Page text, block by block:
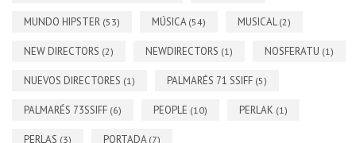
MUNDO HIPSTER (53) MÚSICA (54) MUSICAL(2)
NEW DIRECTORS (2) NEWDIRECTORS (1) NOSFERATU (1)
NUEVOS DIRECTORES (1) PALMARÉS 71 SSIFF (5)
PALMARÉS 73SSIFF (6) PEOPLE (10) PERLAK (1)
PERLAS (3) PORTADA (7)